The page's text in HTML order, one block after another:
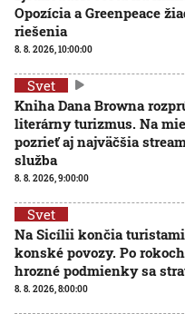
Opozícia a Greenpeace
riešenia
8. 8. 2026, 10:00:00
Svet
Kniha Dana Browna
literárny turizmus. Na
pozrieť aj najväčšia
služba
8. 8. 2026, 9:00:00
Svet
Na Sicílii končia
konské povozy. Po
hrozné podmienky sa
8. 8. 2026, 8:00:00